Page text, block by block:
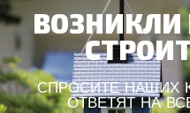
ВОЗНИКЛИ
СПРОСИТЕ НАШИХ
ОТВЕТЯТ НА